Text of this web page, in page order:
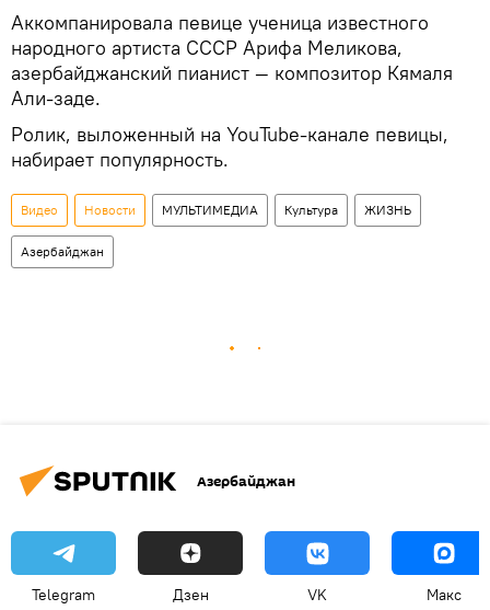
Аккомпанировала певице ученица известного
народного артиста СССР Арифа Меликова,
азербайджанский пианист — композитор Кямаля
Али-заде.
Ролик, выложенный на YouTube-канале певицы,
набирает популярность.
Видео Новости МУЛЬТИМЕДИА Культура ЖИЗНЬ
Азербайджан
Азербайджан
Telegram Дзен VK Макс